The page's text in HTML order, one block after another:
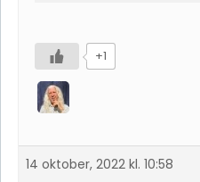
+1
14 oktober, 2022 kl. 10:58